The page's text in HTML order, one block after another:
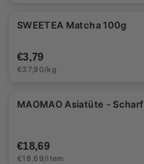
SWEETEA Matcha 100g
€3,79
€37,90/kg
MAOMAO Asiatüte - Scharf
€18,69
€18,69/item